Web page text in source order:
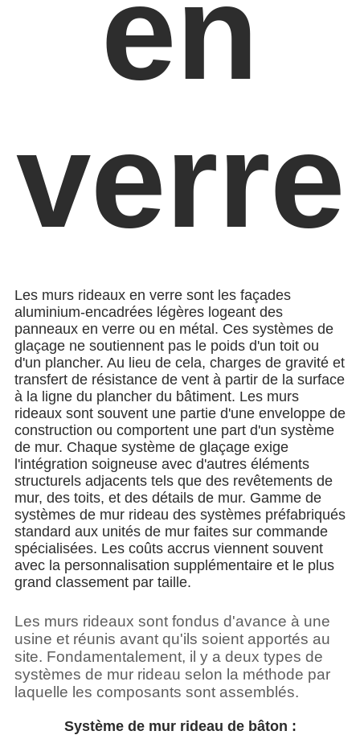
en
verre
Les murs rideaux en verre sont les façades
aluminium-encadrées légères logeant des
panneaux en verre ou en métal. Ces systèmes de
glaçage ne soutiennent pas le poids d'un toit ou
d'un plancher. Au lieu de cela, charges de gravité et
transfert de résistance de vent à partir de la surface
à la ligne du plancher du bâtiment. Les murs
rideaux sont souvent une partie d'une enveloppe de
construction ou comportent une part d'un système
de mur. Chaque système de glaçage exige
l'intégration soigneuse avec d'autres éléments
structurels adjacents tels que des revêtements de
mur, des toits, et des détails de mur. Gamme de
systèmes de mur rideau des systèmes préfabriqués
standard aux unités de mur faites sur commande
spécialisées. Les coûts accrus viennent souvent
avec la personnalisation supplémentaire et le plus
grand classement par taille.
Les murs rideaux sont fondus d'avance à une
usine et réunis avant qu'ils soient apportés au
site. Fondamentalement, il y a deux types de
systèmes de mur rideau selon la méthode par
laquelle les composants sont assemblés.
Système de mur rideau de bâton :